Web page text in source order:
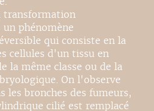
transformation
phénomène
qui consiste en la
cellules d'un tissu en
la même classe ou de la
On l'observe
les bronches des fumeurs,
cilié est remplacé